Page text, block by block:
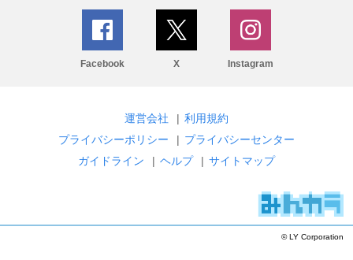
Facebook X Instagram
運営会社 | 利用規約
プライバシーポリシー
| プライバシーセンター
ガイドライン
| ヘルプ | サイトマップ
© LY Corporation